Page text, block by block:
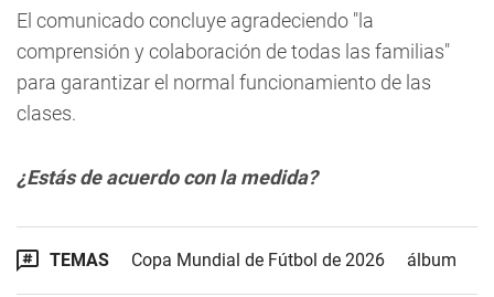
El comunicado concluye agradeciendo "la
comprensión y colaboración de todas las familias"
para garantizar el normal funcionamiento de las
clases.
¿Estás de acuerdo con la medida?
TEMAS Copa Mundial de Fútbol de 2026 álbum